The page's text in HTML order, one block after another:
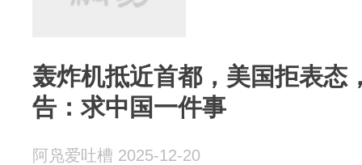
轰炸机抵近首都，美国拒表态
告：求中国一件事
阿凫爱吐槽 2025-12-20